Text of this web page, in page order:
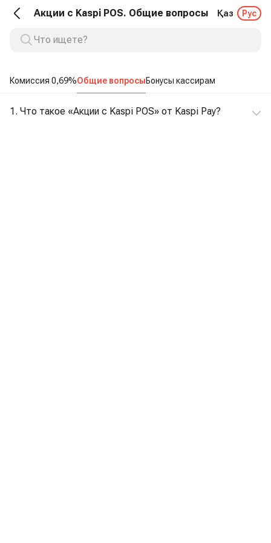
Акции с Kaspi POS. Общие вопросы Қаз Рус
Комиссия 0,69%Общие вопросыБонусы кассирам
1. Что такое «Акции с Kaspi POS» от Kaspi Pay?